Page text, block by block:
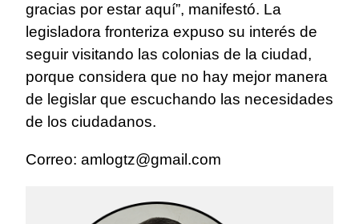
gracias por estar aquí”, manifestó. La
legisladora fronteriza expuso su interés de
seguir visitando las colonias de la ciudad,
porque considera que no hay mejor manera
de legislar que escuchando las necesidades
de los ciudadanos.
Correo: amlogtz@gmail.com